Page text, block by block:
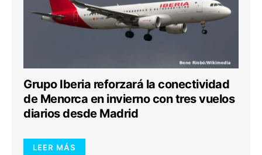
Grupo Iberia reforzará la conectividad
de Menorca en invierno con tres vuelos
diarios desde Madrid
LEER MÁS